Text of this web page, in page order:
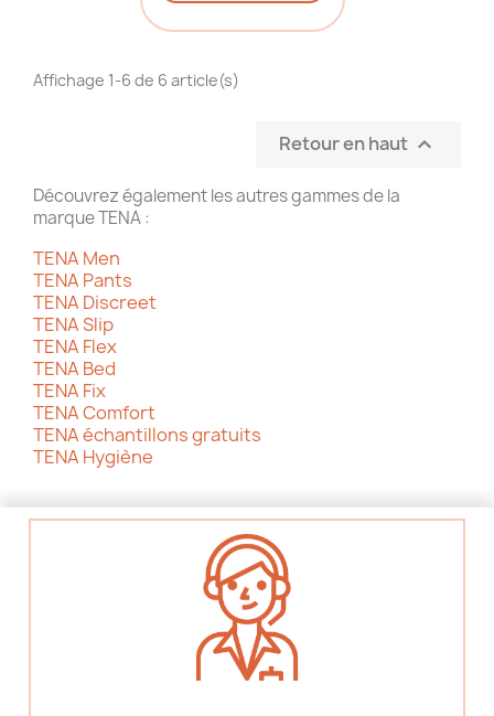
Affichage 1-6 de 6 article(s)
Retour en haut 
Découvrez également les autres gammes de la
marque TENA :
TENA Men
TENA Pants
TENA Discreet
TENA Slip
TENA Flex
TENA Bed
TENA Fix
TENA Comfort
TENA échantillons gratuits
TENA Hygiène